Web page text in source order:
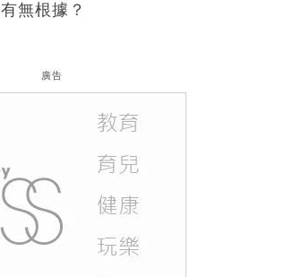
有無根據？
廣告